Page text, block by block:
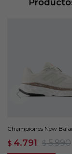
Championes New
$ 4.791 $ 5.990